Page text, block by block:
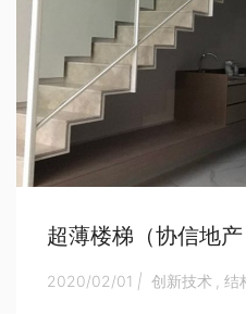
超薄楼梯（协信地产
2020/02/01 | 创新技术 结